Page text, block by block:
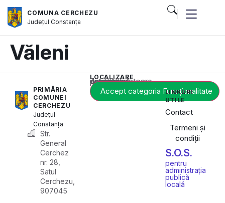
COMUNA CERCHEZU
JudețulConstanța
Văleni
PRIMĂRIA
COMUNEI
CERCHEZU
Județul
Constanța
Str.
General
Cerchez
nr. 28,
Satul
Cerchezu,
907045
LOCALIZARE
Acest conținut este blocat până când acceptați categoria corespunzătoare de cookie-uri.
Accept categoria Funcționalitate
LINKURI
UTILE
Contact
Termeni și
condiții
S.O.S.
pentru
administrația
publică
locală